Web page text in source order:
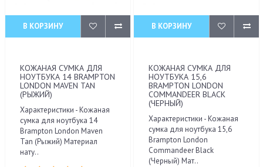
В КОРЗИНУ
КОЖАНАЯ СУМКА ДЛЯ
НОУТБУКА 14 BRAMPTON
LONDON MAVEN TAN
(РЫЖИЙ)
Характеристики - Кожаная
сумка для ноутбука 14
Brampton London Maven
Tan (Рыжий) Материал
нату..
В КОРЗИНУ
КОЖАНАЯ СУМКА ДЛЯ
НОУТБУКА 15,6
BRAMPTON LONDON
COMMANDEER BLACK
(ЧЕРНЫЙ)
Характеристики - Кожаная
сумка для ноутбука 15,6
Brampton London
Commandeer Black
(Черный) Мат..